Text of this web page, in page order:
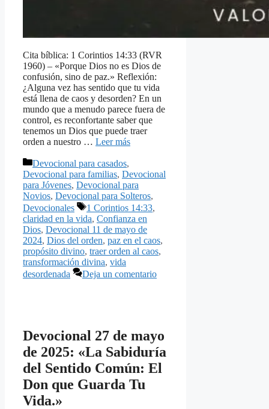
Cita bíblica: 1 Corintios 14:33 (RVR
1960) – «Porque Dios no es Dios de
confusión, sino de paz.» Reflexión:
¿Alguna vez has sentido que tu vida
está llena de caos y desorden? En un
mundo que a menudo parece fuera de
control, es reconfortante saber que
tenemos un Dios que puede traer
orden a nuestro … Leer más
Categorías
Devocional para casados,
Devocional para familias, Devocional
para Jóvenes, Devocional para
Novios, Devocional para Solteros,
Devocionales
Etiquetas
1 Corintios 14:33,
claridad en la vida, Confianza en
Dios, Devocional 11 de mayo de
2024, Dios del orden, paz en el caos,
propósito divino, traer orden al caos,
transformación divina, vida
desordenada
Deja un comentario
Devocional 27 de mayo
de 2025: «La Sabiduría
del Sentido Común: El
Don que Guarda Tu
Vida.»